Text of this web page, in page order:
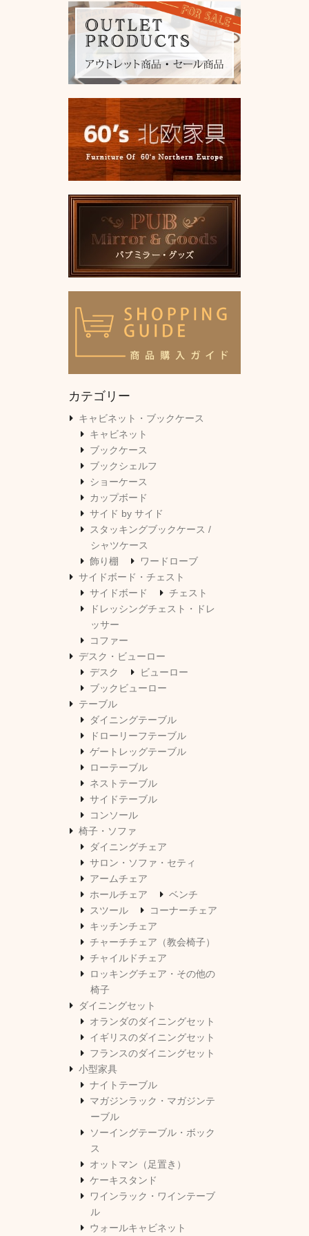
カテゴリー
キャビネット・ブックケース
キャビネット
ブックケース
ブックシェルフ
ショーケース
カップボード
サイド by サイド
スタッキングブックケース /
シャツケース
飾り棚
ワードローブ
サイドボード・チェスト
サイドボード
チェスト
ドレッシングチェスト・ドレ
ッサー
コファー
デスク・ビューロー
デスク
ビューロー
ブックビューロー
テーブル
ダイニングテーブル
ドローリーフテーブル
ゲートレッグテーブル
ローテーブル
ネストテーブル
サイドテーブル
コンソール
椅子・ソファ
ダイニングチェア
サロン・ソファ・セティ
アームチェア
ホールチェア
ベンチ
スツール
コーナーチェア
キッチンチェア
チャーチチェア（教会椅子）
チャイルドチェア
ロッキングチェア・その他の
椅子
ダイニングセット
オランダのダイニングセット
イギリスのダイニングセット
フランスのダイニングセット
小型家具
ナイトテーブル
マガジンラック・マガジンテ
ーブル
ソーイングテーブル・ボック
ス
オットマン（足置き）
ケーキスタンド
ワインラック・ワインテーブ
ル
ウォールキャビネット